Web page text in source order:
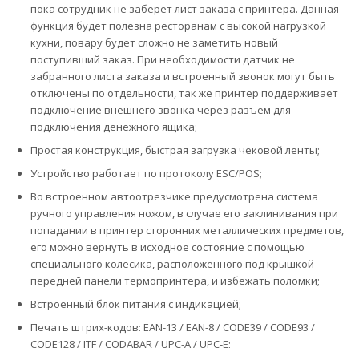
пока сотрудник не заберет лист заказа с принтера. Данная
функция будет полезна ресторанам с высокой нагрузкой
кухни, повару будет сложно не заметить новый
поступивший заказ. При необходимости датчик не
забранного листа заказа и встроенный звонок могут быть
отключены по отдельности, так же принтер поддерживает
подключение внешнего звонка через разъем для
подключения денежного ящика;
Простая конструкция, быстрая загрузка чековой ленты;
Устройство работает по протоколу ESC/POS;
Во встроенном автоотрезчике предусмотрена система
ручного управления ножом, в случае его заклинивания при
попадании в принтер сторонних металлических предметов,
его можно вернуть в исходное состояние с помощью
специального колесика, расположенного под крышкой
передней панели термопринтера, и избежать поломки;
Встроенный блок питания с индикацией;
Печать штрих-кодов: EAN-13 / EAN-8 / CODE39 / CODE93 /
CODE128 / ITF / CODABAR / UPC-A / UPC-E;